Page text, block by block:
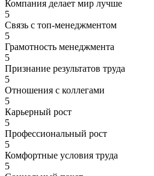
Компания делает мир лучше
5
Связь с топ-менеджментом
5
Грамотность менеджмента
5
Признание результатов труда
5
Отношения с коллегами
5
Карьерный рост
5
Профессиональный рост
5
Комфортные условия труда
5